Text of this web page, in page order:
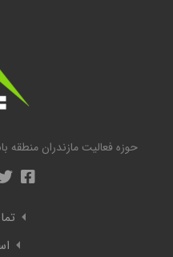
حوزه فعالیت مازندران منطقه